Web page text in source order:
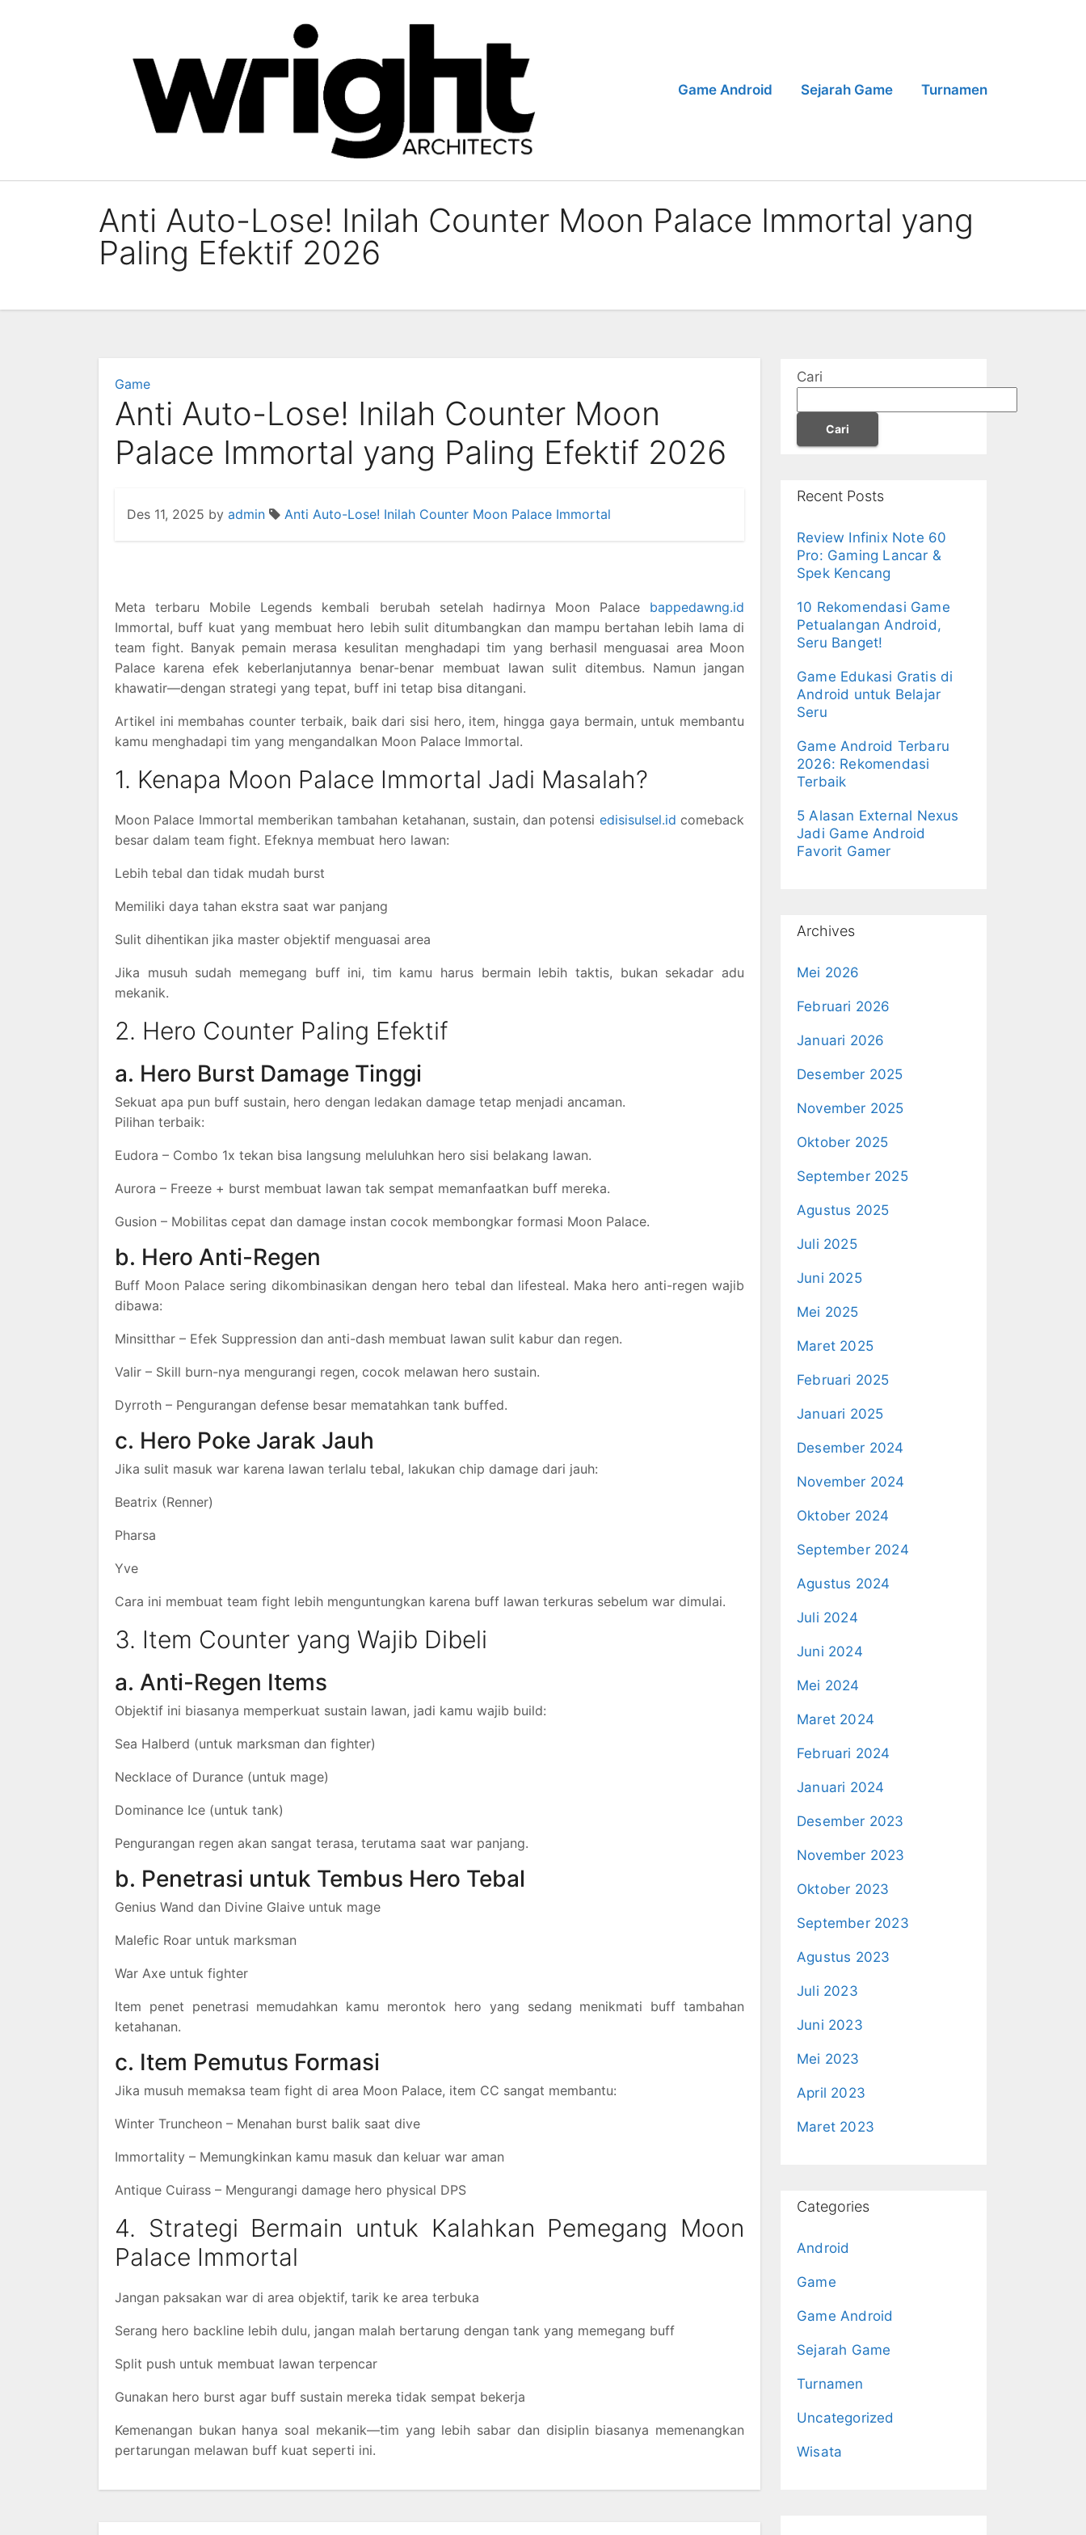
Game Android Sejarah Game Turnamen
Anti Auto-Lose! Inilah Counter Moon Palace Immortal yang
Paling Efektif 2026
Game
Anti Auto-Lose! Inilah Counter Moon
Palace Immortal yang Paling Efektif 2026
Des 11, 2025 by admin Anti Auto-Lose! Inilah Counter Moon Palace Immortal
Meta terbaru Mobile Legends kembali berubah setelah hadirnya Moon Palace bappedawng.id
Immortal, buff kuat yang membuat hero lebih sulit ditumbangkan dan mampu bertahan lebih lama di
team fight. Banyak pemain merasa kesulitan menghadapi tim yang berhasil menguasai area Moon
Palace karena efek keberlanjutannya benar-benar membuat lawan sulit ditembus. Namun jangan
khawatir—dengan strategi yang tepat, buff ini tetap bisa ditangani.
Artikel ini membahas counter terbaik, baik dari sisi hero, item, hingga gaya bermain, untuk membantu
kamu menghadapi tim yang mengandalkan Moon Palace Immortal.
1. Kenapa Moon Palace Immortal Jadi Masalah?
Moon Palace Immortal memberikan tambahan ketahanan, sustain, dan potensi edisisulsel.id comeback
besar dalam team fight. Efeknya membuat hero lawan:
Lebih tebal dan tidak mudah burst
Memiliki daya tahan ekstra saat war panjang
Sulit dihentikan jika master objektif menguasai area
Jika musuh sudah memegang buff ini, tim kamu harus bermain lebih taktis, bukan sekadar adu
mekanik.
2. Hero Counter Paling Efektif
a. Hero Burst Damage Tinggi
Sekuat apa pun buff sustain, hero dengan ledakan damage tetap menjadi ancaman.
Pilihan terbaik:
Eudora – Combo 1x tekan bisa langsung meluluhkan hero sisi belakang lawan.
Aurora – Freeze + burst membuat lawan tak sempat memanfaatkan buff mereka.
Gusion – Mobilitas cepat dan damage instan cocok membongkar formasi Moon Palace.
b. Hero Anti-Regen
Buff Moon Palace sering dikombinasikan dengan hero tebal dan lifesteal. Maka hero anti-regen wajib
dibawa:
Minsitthar – Efek Suppression dan anti-dash membuat lawan sulit kabur dan regen.
Valir – Skill burn-nya mengurangi regen, cocok melawan hero sustain.
Dyrroth – Pengurangan defense besar mematahkan tank buffed.
c. Hero Poke Jarak Jauh
Jika sulit masuk war karena lawan terlalu tebal, lakukan chip damage dari jauh:
Beatrix (Renner)
Pharsa
Yve
Cara ini membuat team fight lebih menguntungkan karena buff lawan terkuras sebelum war dimulai.
3. Item Counter yang Wajib Dibeli
a. Anti-Regen Items
Objektif ini biasanya memperkuat sustain lawan, jadi kamu wajib build:
Sea Halberd (untuk marksman dan fighter)
Necklace of Durance (untuk mage)
Dominance Ice (untuk tank)
Pengurangan regen akan sangat terasa, terutama saat war panjang.
b. Penetrasi untuk Tembus Hero Tebal
Genius Wand dan Divine Glaive untuk mage
Malefic Roar untuk marksman
War Axe untuk fighter
Item penet penetrasi memudahkan kamu merontok hero yang sedang menikmati buff tambahan
ketahanan.
c. Item Pemutus Formasi
Jika musuh memaksa team fight di area Moon Palace, item CC sangat membantu:
Winter Truncheon – Menahan burst balik saat dive
Immortality – Memungkinkan kamu masuk dan keluar war aman
Antique Cuirass – Mengurangi damage hero physical DPS
4. Strategi Bermain untuk Kalahkan Pemegang Moon
Palace Immortal
Jangan paksakan war di area objektif, tarik ke area terbuka
Serang hero backline lebih dulu, jangan malah bertarung dengan tank yang memegang buff
Split push untuk membuat lawan terpencar
Gunakan hero burst agar buff sustain mereka tidak sempat bekerja
Kemenangan bukan hanya soal mekanik—tim yang lebih sabar dan disiplin biasanya memenangkan
pertarungan melawan buff kuat seperti ini.
Cari
Cari
Recent Posts
Review Infinix Note 60
Pro: Gaming Lancar &
Spek Kencang
10 Rekomendasi Game
Petualangan Android,
Seru Banget!
Game Edukasi Gratis di
Android untuk Belajar
Seru
Game Android Terbaru
2026: Rekomendasi
Terbaik
5 Alasan External Nexus
Jadi Game Android
Favorit Gamer
Archives
Mei 2026
Februari 2026
Januari 2026
Desember 2025
November 2025
Oktober 2025
September 2025
Agustus 2025
Juli 2025
Juni 2025
Mei 2025
Maret 2025
Februari 2025
Januari 2025
Desember 2024
November 2024
Oktober 2024
September 2024
Agustus 2024
Juli 2024
Juni 2024
Mei 2024
Maret 2024
Februari 2024
Januari 2024
Desember 2023
November 2023
Oktober 2023
September 2023
Agustus 2023
Juli 2023
Juni 2023
Mei 2023
April 2023
Maret 2023
Categories
Android
Game
Game Android
Sejarah Game
Turnamen
Uncategorized
Wisata